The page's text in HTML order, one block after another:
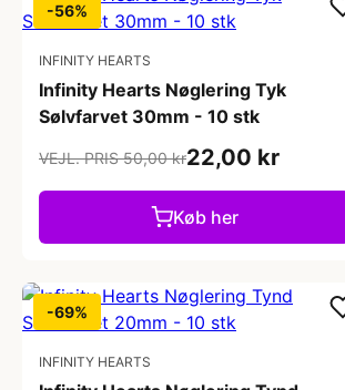
-56%
INFINITY HEARTS
Infinity Hearts Nøglering Tyk
Sølvfarvet 30mm - 10 stk
VEJL. PRIS 50,00 kr22,00 kr
Køb her
-69%
INFINITY HEARTS